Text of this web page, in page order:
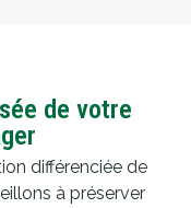
de votre
différenciée de
à préserver